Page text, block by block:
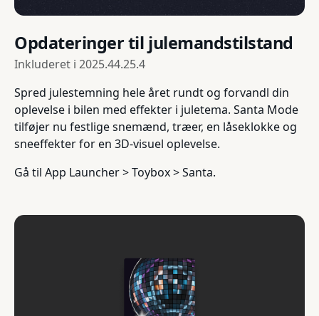
Opdateringer til julemandstilstand
Inkluderet i 2025.44.25.4
Spred julestemning hele året rundt og forvandl din
oplevelse i bilen med effekter i juletema. Santa Mode
tilføjer nu festlige snemænd, træer, en låseklokke og
sneeffekter for en 3D-visuel oplevelse.
Gå til App Launcher > Toybox > Santa.